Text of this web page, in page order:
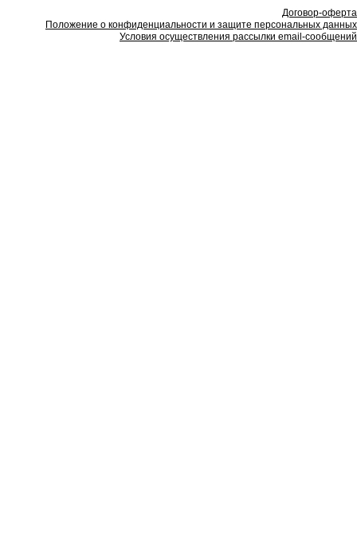
Договор-оферта
Положение о конфиденциальности и защите персональных данных
Условия осуществления рассылки email-сообщений